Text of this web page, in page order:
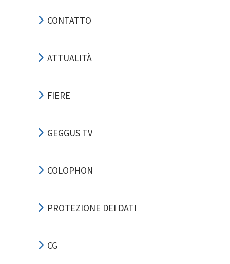
CONTATTO
ATTUALITÀ
FIERE
GEGGUS TV
COLOPHON
PROTEZIONE DEI DATI
CG